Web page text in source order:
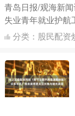
青岛日报/观海新
失业青年就业护航
零工之家，全市
分类： 股民配资